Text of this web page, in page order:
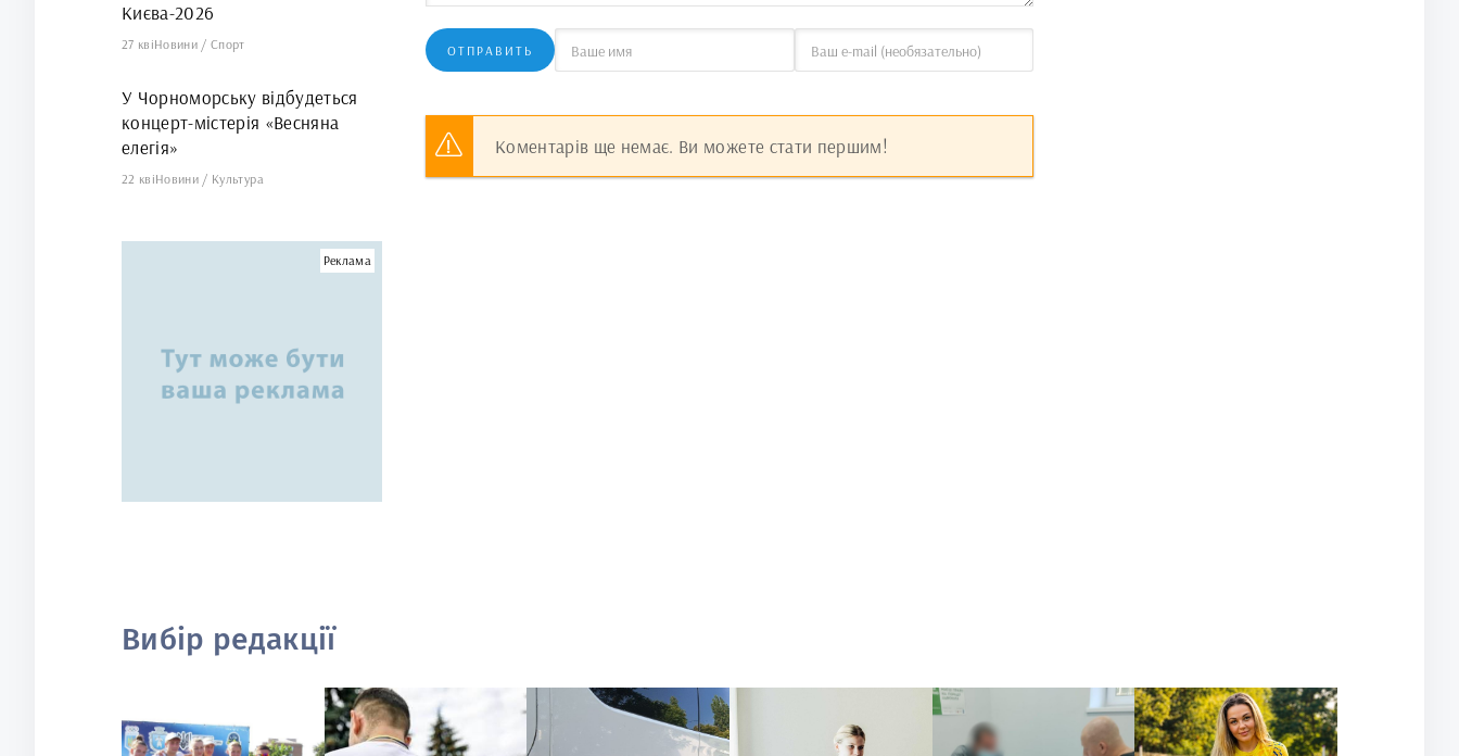
ОТПРАВИТЬ
Коментарів ще немає. Ви можете стати першим!
Києва-2026
27 квіНовини /Спорт
У Чорноморську відбудеться
концерт-містерія «Весняна
елегія»
22 квіНовини / Культура
Реклама
Вибір редакції